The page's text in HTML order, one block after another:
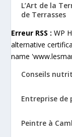
L’Art de la
de Terrasses
Erreur RSS : WP
alternative
name
Conseils
Entreprise de
Peintre à